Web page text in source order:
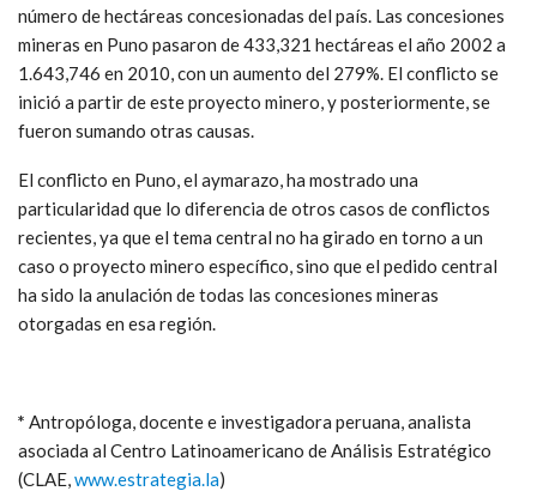
número de hectáreas concesionadas del país. Las concesiones
mineras en Puno pasaron de 433,321 hectáreas el año 2002 a
1.643,746 en 2010, con un aumento del 279%. El conflicto se
inició a partir de este proyecto minero, y posteriormente, se
fueron sumando otras causas.
El conflicto en Puno, el aymarazo, ha mostrado una
particularidad que lo diferencia de otros casos de conflictos
recientes, ya que el tema central no ha girado en torno a un
caso o proyecto minero específico, sino que el pedido central
ha sido la anulación de todas las concesiones mineras
otorgadas en esa región.
* Antropóloga, docente e investigadora peruana, analista
asociada al Centro Latinoamericano de Análisis Estratégico
(CLAE, www.estrategia.la)